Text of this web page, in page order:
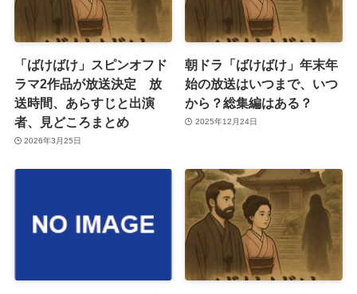
「ばけばけ」スピンオフド
ラマ2作品が放送決定 放
送時間、あらすじと出演
者、見どころまとめ
2026年3月25日
朝ドラ「ばけばけ」年末年
始の放送はいつまで、いつ
から？総集編はある？
2025年12月24日